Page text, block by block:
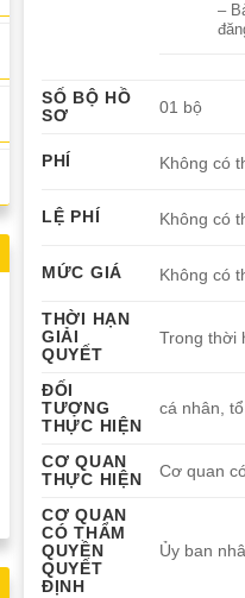
–
SỐ BỘ HỒ
SƠ
01 bộ
PHÍ Không có
LỆ PHÍ Không có
MỨC GIÁ Không có
THỜI HẠN
GIẢI
QUYẾT
Trong thời
ĐỐI
TƯỢNG
THỰC HIỆN
cá nhân,
CƠ QUAN
THỰC HIỆN
Cơ quan
CƠ QUAN
CÓ THẨM
QUYỀN
QUYẾT
ĐỊNH
Ủy ban